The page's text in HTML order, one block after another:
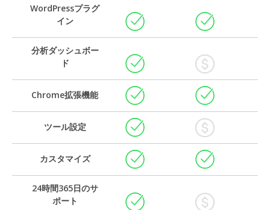
WordPressプラグ
イン
分析ダッシュボー
ド
Chrome拡張機能
ツール設定
カスタマイズ
24時間365日のサ
ポート